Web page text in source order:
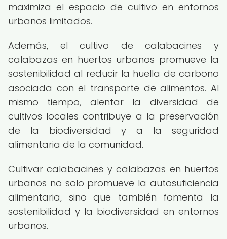
maximiza el espacio de cultivo en entornos
urbanos limitados.
Además, el cultivo de calabacines y
calabazas en huertos urbanos promueve la
sostenibilidad al reducir la huella de carbono
asociada con el transporte de alimentos. Al
mismo tiempo, alentar la diversidad de
cultivos locales contribuye a la preservación
de la biodiversidad y a la seguridad
alimentaria de la comunidad.
Cultivar calabacines y calabazas en huertos
urbanos no solo promueve la autosuficiencia
alimentaria, sino que también fomenta la
sostenibilidad y la biodiversidad en entornos
urbanos.